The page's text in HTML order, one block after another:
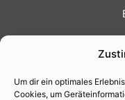
Um dir ein optimales
Cookies, um